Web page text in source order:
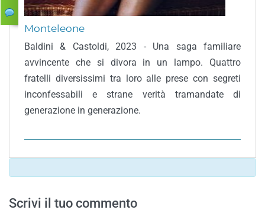
Monteleone
Baldini & Castoldi, 2023 - Una saga familiare
avvincente che si divora in un lampo. Quattro
fratelli diversissimi tra loro alle prese con segreti
inconfessabili e strane verità tramandate di
generazione in generazione.
Scrivi il tuo commento